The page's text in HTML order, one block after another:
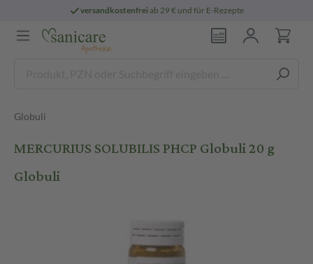
versandkostenfreiab 29 € und für E-Rezepte
Globuli
MERCURIUS SOLUBILIS PHCP Globuli 20 g
Globuli